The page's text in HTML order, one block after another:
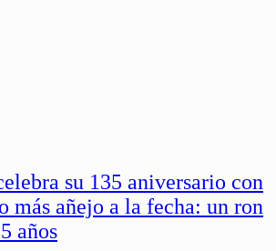
su 135 aniversario con
más añejo a la fecha: un ron
años